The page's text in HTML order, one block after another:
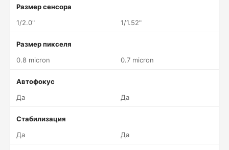
Размер сенсора
1/2.0"
1/1.52"
Размер пикселя
0.8 micron
0.7 micron
Автофокус
Да
Да
Стабилизация
Да
Да